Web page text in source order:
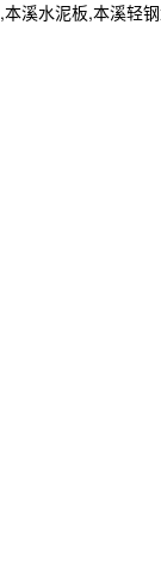
,本溪水泥板,本溪轻